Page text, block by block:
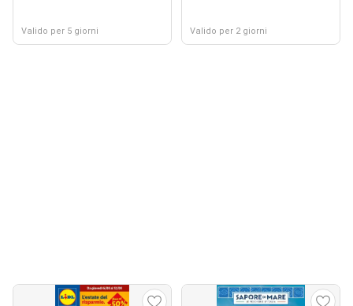
Valido per 5 giorni Valido per 2 giorni